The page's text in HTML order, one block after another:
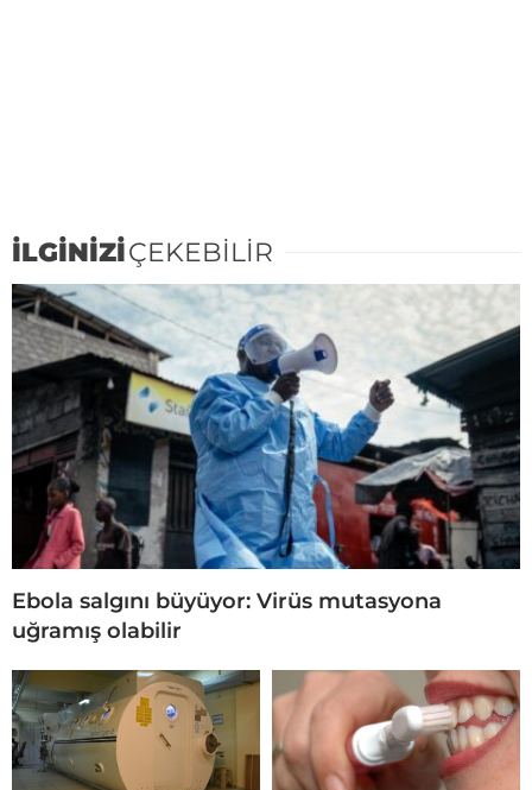
İLGİNİZİÇEKEBİLİR
Ebola salgını büyüyor: Virüs mutasyona
uğramış olabilir